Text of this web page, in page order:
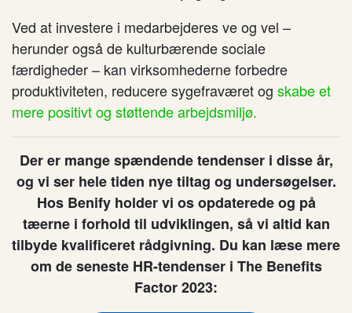
Ved at investere i medarbejderes ve og vel –
herunder også de kulturbærende sociale
færdigheder – kan virksomhederne forbedre
produktiviteten, reducere sygefraværet og skabe et
mere positivt og støttende arbejdsmiljø.
Der er mange spændende tendenser i disse år,
og vi ser hele tiden nye tiltag og undersøgelser.
Hos Benify holder vi os opdaterede og på
tæerne i forhold til udviklingen, så vi altid kan
tilbyde kvalificeret rådgivning. Du kan læse mere
om de seneste HR-tendenser i The Benefits
Factor 2023: